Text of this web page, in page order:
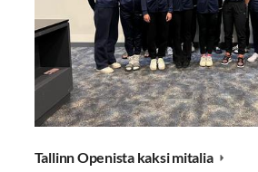
Tallinn Openista kaksi mitalia